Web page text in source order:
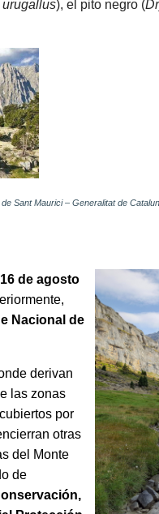
urugallus), el pito negro (
Sant Maurici – Generalitat de
16 de agosto
Nacional de
derivan
las zonas
por
otras
del Monte
de